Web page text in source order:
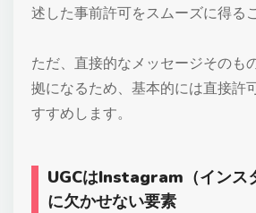
述した事前許可をスムーズに得る
ただ、直接的なメッセージそのも
拠になるため、基本的には直接許
すすめします。
UGCはInstagram（インス
に欠かせない要素